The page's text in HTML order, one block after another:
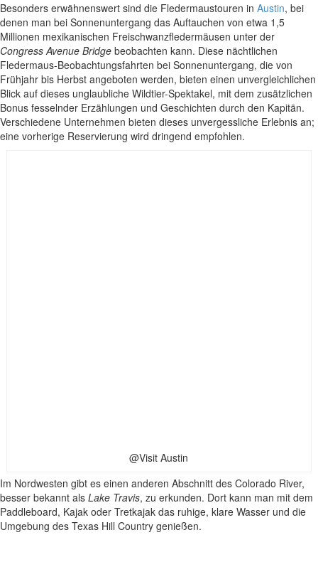
Besonders erwähnenswert sind die Fledermaustouren in Austin, bei
denen man bei Sonnenuntergang das Auftauchen von etwa 1,5
Millionen mexikanischen Freischwanzfledermäusen unter der
Congress Avenue Bridge beobachten kann. Diese nächtlichen
Fledermaus-Beobachtungsfahrten bei Sonnenuntergang, die von
Frühjahr bis Herbst angeboten werden, bieten einen unvergleichlichen
Blick auf dieses unglaubliche Wildtier-Spektakel, mit dem zusätzlichen
Bonus fesselnder Erzählungen und Geschichten durch den Kapitän.
Verschiedene Unternehmen bieten dieses unvergessliche Erlebnis an;
eine vorherige Reservierung wird dringend empfohlen.
@Visit Austin
Im Nordwesten gibt es einen anderen Abschnitt des Colorado River,
besser bekannt als Lake Travis, zu erkunden. Dort kann man mit dem
Paddleboard, Kajak oder Tretkajak das ruhige, klare Wasser und die
Umgebung des Texas Hill Country genießen.